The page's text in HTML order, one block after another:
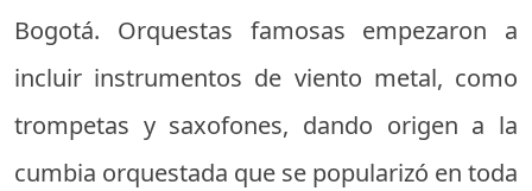
Bogotá. Orquestas famosas empezaron a
incluir instrumentos de viento metal, como
trompetas y saxofones, dando origen a la
cumbia orquestada que se popularizó en toda